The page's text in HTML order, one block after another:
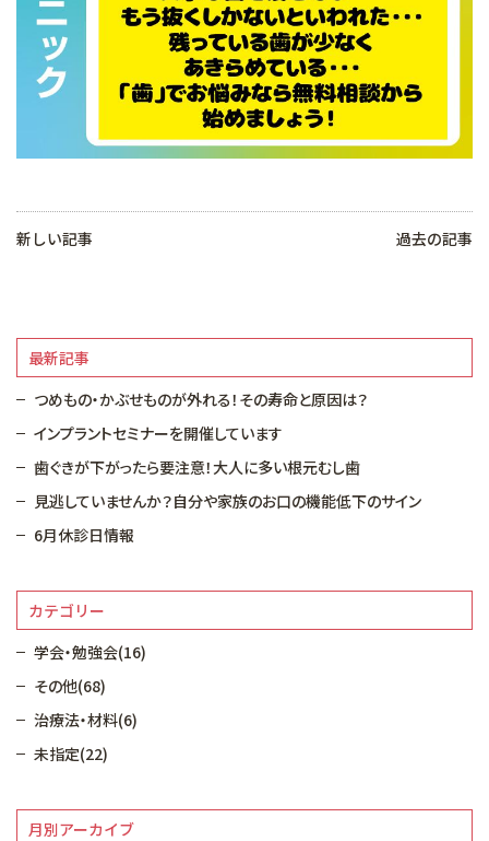
新しい記事 過去の記事
最新記事
つめもの・かぶせものが外れる！その寿命と原因は？
インプラントセミナーを開催しています
歯ぐきが下がったら要注意！大人に多い根元むし歯
見逃していませんか？自分や家族のお口の機能低下のサイン
6月休診日情報
カテゴリー
学会・勉強会(16)
その他(68)
治療法・材料(6)
未指定(22)
月別アーカイブ